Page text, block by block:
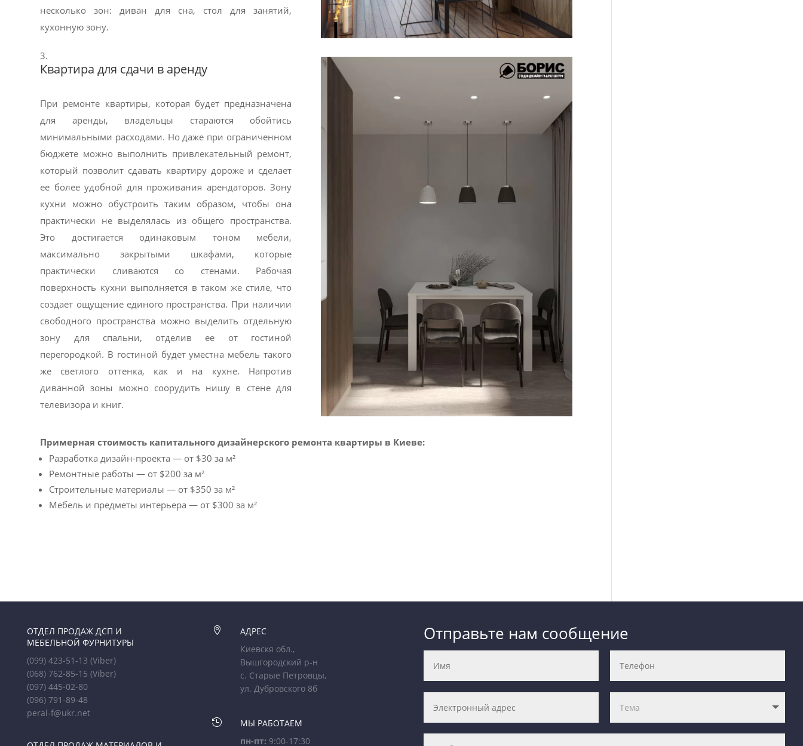
несколько зон: диван для сна, стол для занятий,
кухонную зону.
Квартира для сдачи в аренду
При ремонте квартиры, которая будет предназначена
для аренды, владельцы стараются обойтись
минимальными расходами. Но даже при ограниченном
бюджете можно выполнить привлекательный ремонт,
который позволит сдавать квартиру дороже и сделает
ее более удобной для проживания арендаторов. Зону
кухни можно обустроить таким образом, чтобы она
практически не выделялась из общего пространства.
Это достигается одинаковым тоном мебели,
максимально закрытыми шкафами, которые
практически сливаются со стенами. Рабочая
поверхность кухни выполняется в таком же стиле, что
создает ощущение единого пространства. При наличии
свободного пространства можно выделить отдельную
зону для спальни, отделив ее от гостиной
перегородкой. В гостиной будет уместна мебель такого
же светлого оттенка, как и на кухне. Напротив
диванной зоны можно соорудить нишу в стене для
телевизора и книг.
Примерная стоимость капитального дизайнерского ремонта квартиры в Киеве:
Разработка дизайн-проекта — от $30 за м²
Ремонтные работы — от $200 за м²
Строительные материалы — от $350 за м²
Мебель и предметы интерьера — от $300 за м²
ОТДЕЛ ПРОДАЖ ДСП И
МЕБЕЛЬНОЙ ФУРНИТУРЫ
(099) 423-51-13(Viber)
(068) 762-85-15(Viber)
(097) 445-02-80
(096) 791-89-48
peral-f@ukr.net

АДРЕС
Киевскя обл.,
Вышгородский р-н
с. Старые Петровцы,
ул. Дубровского 8б

МЫ РАБОТАЕМ
пн-пт: 9:00-17:30
Отправьте нам сообщение